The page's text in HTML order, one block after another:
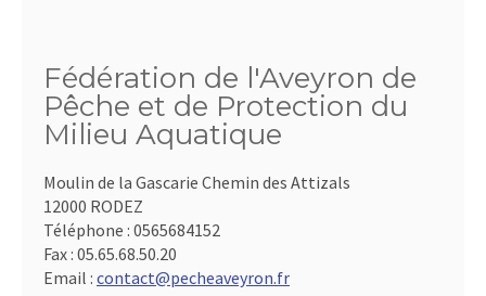
Fédération de l'Aveyron de
Pêche et de Protection du
Milieu Aquatique
Moulin de la Gascarie Chemin des Attizals
12000 RODEZ
Téléphone : 0565684152
Fax : 05.65.68.50.20
Email : contact@pecheaveyron.fr